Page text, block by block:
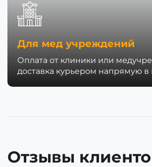
Для мед учреждений
Оплата от клиники или
доставка курьером напрямую
Отзывы